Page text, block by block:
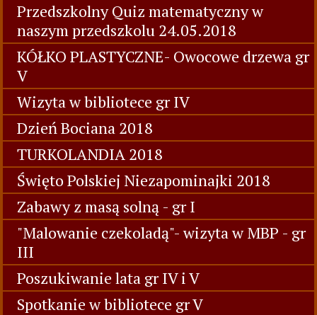
Przedszkolny Quiz matematyczny w
naszym przedszkolu 24.05.2018
KÓŁKO PLASTYCZNE- Owocowe drzewa gr
V
Wizyta w bibliotece gr IV
Dzień Bociana 2018
TURKOLANDIA 2018
Święto Polskiej Niezapominajki 2018
Zabawy z masą solną - gr I
"Malowanie czekoladą"- wizyta w MBP - gr
III
Poszukiwanie lata gr IV i V
Spotkanie w bibliotece gr V